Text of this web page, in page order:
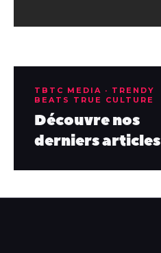
TBTC MEDIA · TRENDY
BEATS TRUE CULTURE
Découvre nos
derniers articles